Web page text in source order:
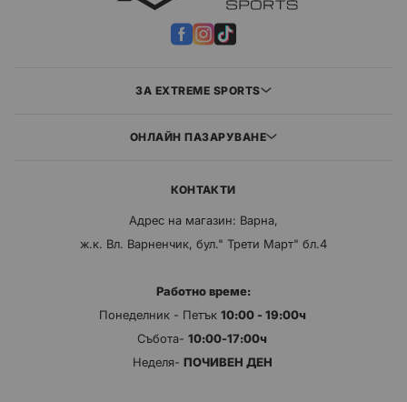
ЗА EXTREME SPORTS
ОНЛАЙН ПАЗАРУВАНЕ
КОНТАКТИ
Адрес на магазин: Варна,
ж.к. Вл. Варненчик, бул." Трети Март" бл.4
Работно време:
Понеделник - Петък 10:00 - 19:00ч
Събота- 10:00-17:00ч
Неделя- ПОЧИВЕН ДЕН